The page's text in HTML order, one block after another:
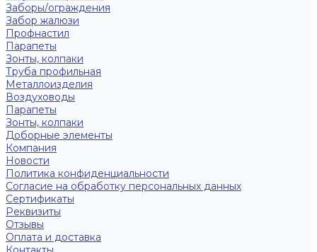
Заборы/ограждения
Забор жалюзи
Профнастил
Парапеты
Зонты, колпаки
Труба профильная
Металлоизделия
Воздуховоды
Парапеты
Зонты, колпаки
Доборные элементы
Компания
Новости
Политика конфиденциальности
Согласие на обработку персональных данных
Сертификаты
Реквизиты
Отзывы
Оплата и доставка